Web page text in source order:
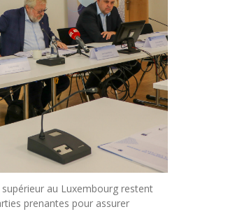
au Luxembourg restent
prenantes pour assurer